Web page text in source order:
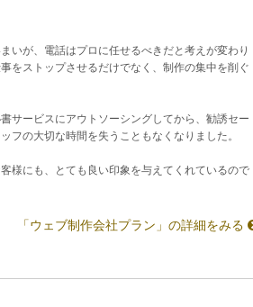
いが、電話はプロに任せるべきだと考えが変わり
をストップさせるだけでなく、制作の集中を削ぐ
サービスにアウトソーシングしてから、勧誘セー
フの大切な時間を失うこともなくなりました。
様にも、とても良い印象を与えてくれているので
「ウェブ制作会社プラン」の詳細をみる